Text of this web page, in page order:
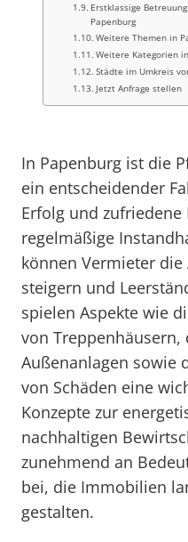
Erstklassige
Papenburg
Weitere Themen in
Weitere Kategorien
Städte im Umkreis
Jetzt Anfrage stellen
In Papenburg ist die
ein entscheidender
Erfolg und zufriedene
regelmäßige
können Vermieter
steigern und
spielen Aspekte wie
von Treppenhäusern,
Außenanlagen sowie
von Schäden eine
Konzepte zur
nachhaltigen
zunehmend an
bei, die Immobilien
gestalten.